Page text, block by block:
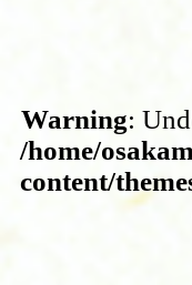
Warning:
/home/
content/